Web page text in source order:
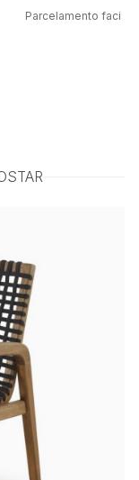
Parcelamento